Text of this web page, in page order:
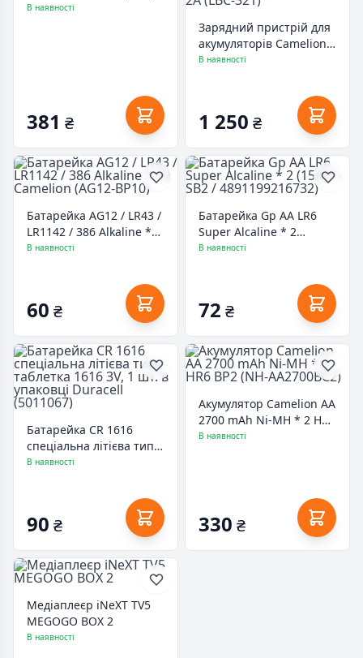
В наявності
381 ₴
Зарядний пристрій для
акумуляторів Camelion
Univercal charger for Ni-
3.7 to 3.85V, Input DC 5V-
В наявності
1 250 ₴
Батарейка AG12 / LR43 /
LR1142 / 386 Alkaline *
10 Camelion (AG12-BP10)
В наявності
60 ₴
Батарейка Gp AA LR6
Super Alcaline * 2
(15A21-SB2 /
В наявності
72 ₴
Батарейка CR 1616
спеціальна літієва типу
таблетка 1616 3V, 1 шт.
В наявності
90 ₴
Акумулятор Camelion AA
2700 mAh Ni-MH * 2 HR6
BP2 (NH-AA2700BC2)
В наявності
330 ₴
Медіаплеєр iNeXT TV5
MEGOGO BOX 2
В наявності